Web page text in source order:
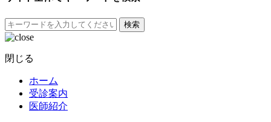
検索
閉じる
ホーム
受診案内
医師紹介